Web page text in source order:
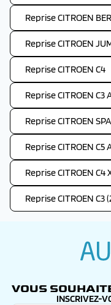
Reprise CITROEN
Reprise CITROEN
Reprise CITROEN C4
Reprise CITROEN C3
Reprise CITROEN
Reprise CITROEN C5
Reprise CITROEN C4
Reprise CITROEN C3
VOUS
INSCRIVEZ-